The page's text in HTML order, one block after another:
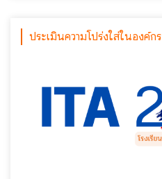
ประเมินความโปร่งใส่ในองค์กร